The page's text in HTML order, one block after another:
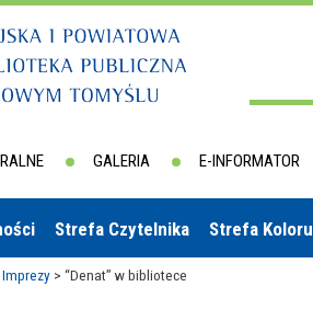
GALERIA E-INFORMATOR
Strefa Czytelnika Strefa Koloru
Imprezy > “Denat” w bibliotece